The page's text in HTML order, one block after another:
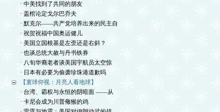
· 中美找到了共同的朋友
· 盖棺论定戈尔巴乔夫
· 默克尔——共产党培养出来的民主自
· 祝贺祝福中国奥运健儿
· 美国立国根基是左歪还是右斜？
· 也谈总统大赦与丹书铁券
· 八旬华裔老者谈美国宇航员太空惊
· 日本有必要为偷袭珍珠港道歉吗
【寰球仰视：月亮人看地球】
· 台湾、霸权与永恒的阴暗面 ——从
· 卡尼会成为川普儆猴的鸡